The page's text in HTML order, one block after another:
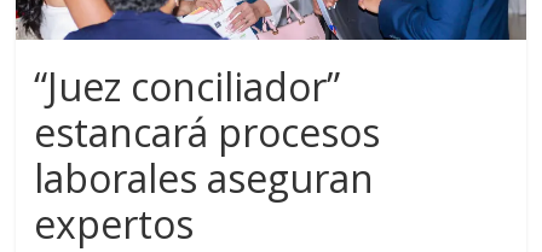
“Juez conciliador”
estancará procesos
laborales aseguran
expertos